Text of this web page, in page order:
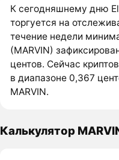
К сегодняшнему дню
торгуется на
течение недели
(MARVIN)
центов. Сейчас
в диапазоне 0,367
MARVIN.
Калькулятор